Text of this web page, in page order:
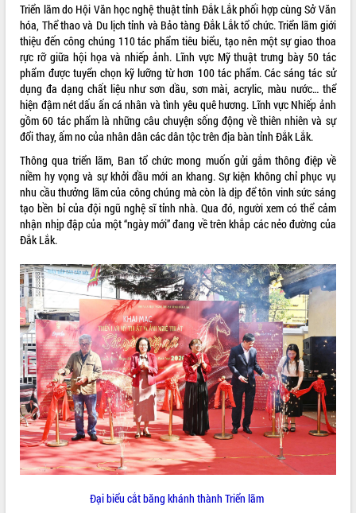
VIDEO
Loading the player...
Trailer Lễ hội Sầu riêng Đắk Lắk năm
2026
Khám bệnh, cấp phát thuốc miễn phí
và tặng quà người dân xã Cư Pui
tháng 7/2026
Lễ truy tặng danh hiệu “Bà Mẹ Việt
Nam Anh hùng” và trao Huân chương
Lao động
UBND tỉnh Đắk Lắk triển khai nhiệm
vụ 6 tháng cuối năm 2026
Kỳ họp thứ Hai, Hội đồng nhân dân
tỉnh khóa XI quyết nghị nhiều nội dung
quan trọng
Bí thư Tỉnh ủy Lương Nguyễn Minh
Triết thăm, tặng quà người có công với
cách mạng
Rà soát, hoàn thiện hệ thống thiết chế
văn hóa, thể thao đáp ứng yêu cầu
ALBUM ẢNH
LIÊN KẾT WEB
Triển lãm do Hội Văn học nghệ thuật tỉnh Đắk Lắk phối hợp cùng Sở Văn
hóa, Thể thao và Du lịch tỉnh và Bảo tàng Đắk Lắk tổ chức. Triển lãm giới
thiệu đến công chúng 110 tác phẩm tiêu biểu, tạo nên một sự giao thoa
rực rỡ giữa hội họa và nhiếp ảnh. Lĩnh vực Mỹ thuật trưng bày 50 tác
phẩm được tuyển chọn kỹ lưỡng từ hơn 100 tác phẩm. Các sáng tác sử
dụng đa dạng chất liệu như sơn dầu, sơn mài, acrylic, màu nước… thể
hiện đậm nét dấu ấn cá nhân và tình yêu quê hương. Lĩnh vực Nhiếp ảnh
gồm 60 tác phẩm là những câu chuyện sống động về thiên nhiên và sự
đổi thay, ấm no của nhân dân các dân tộc trên địa bàn tỉnh Đắk Lắk.
Thông qua triển lãm, Ban tổ chức mong muốn gửi gắm thông điệp về
niềm hy vọng và sự khởi đầu mới an khang. Sự kiện không chỉ phục vụ
nhu cầu thưởng lãm của công chúng mà còn là dịp để tôn vinh sức sáng
tạo bền bỉ của đội ngũ nghệ sĩ tỉnh nhà. Qua đó, người xem có thể cảm
nhận nhịp đập của một “ngày mới” đang về trên khắp các nẻo đường của
Đắk Lắk.
Đại biểu cắt băng khánh thành Triển lãm